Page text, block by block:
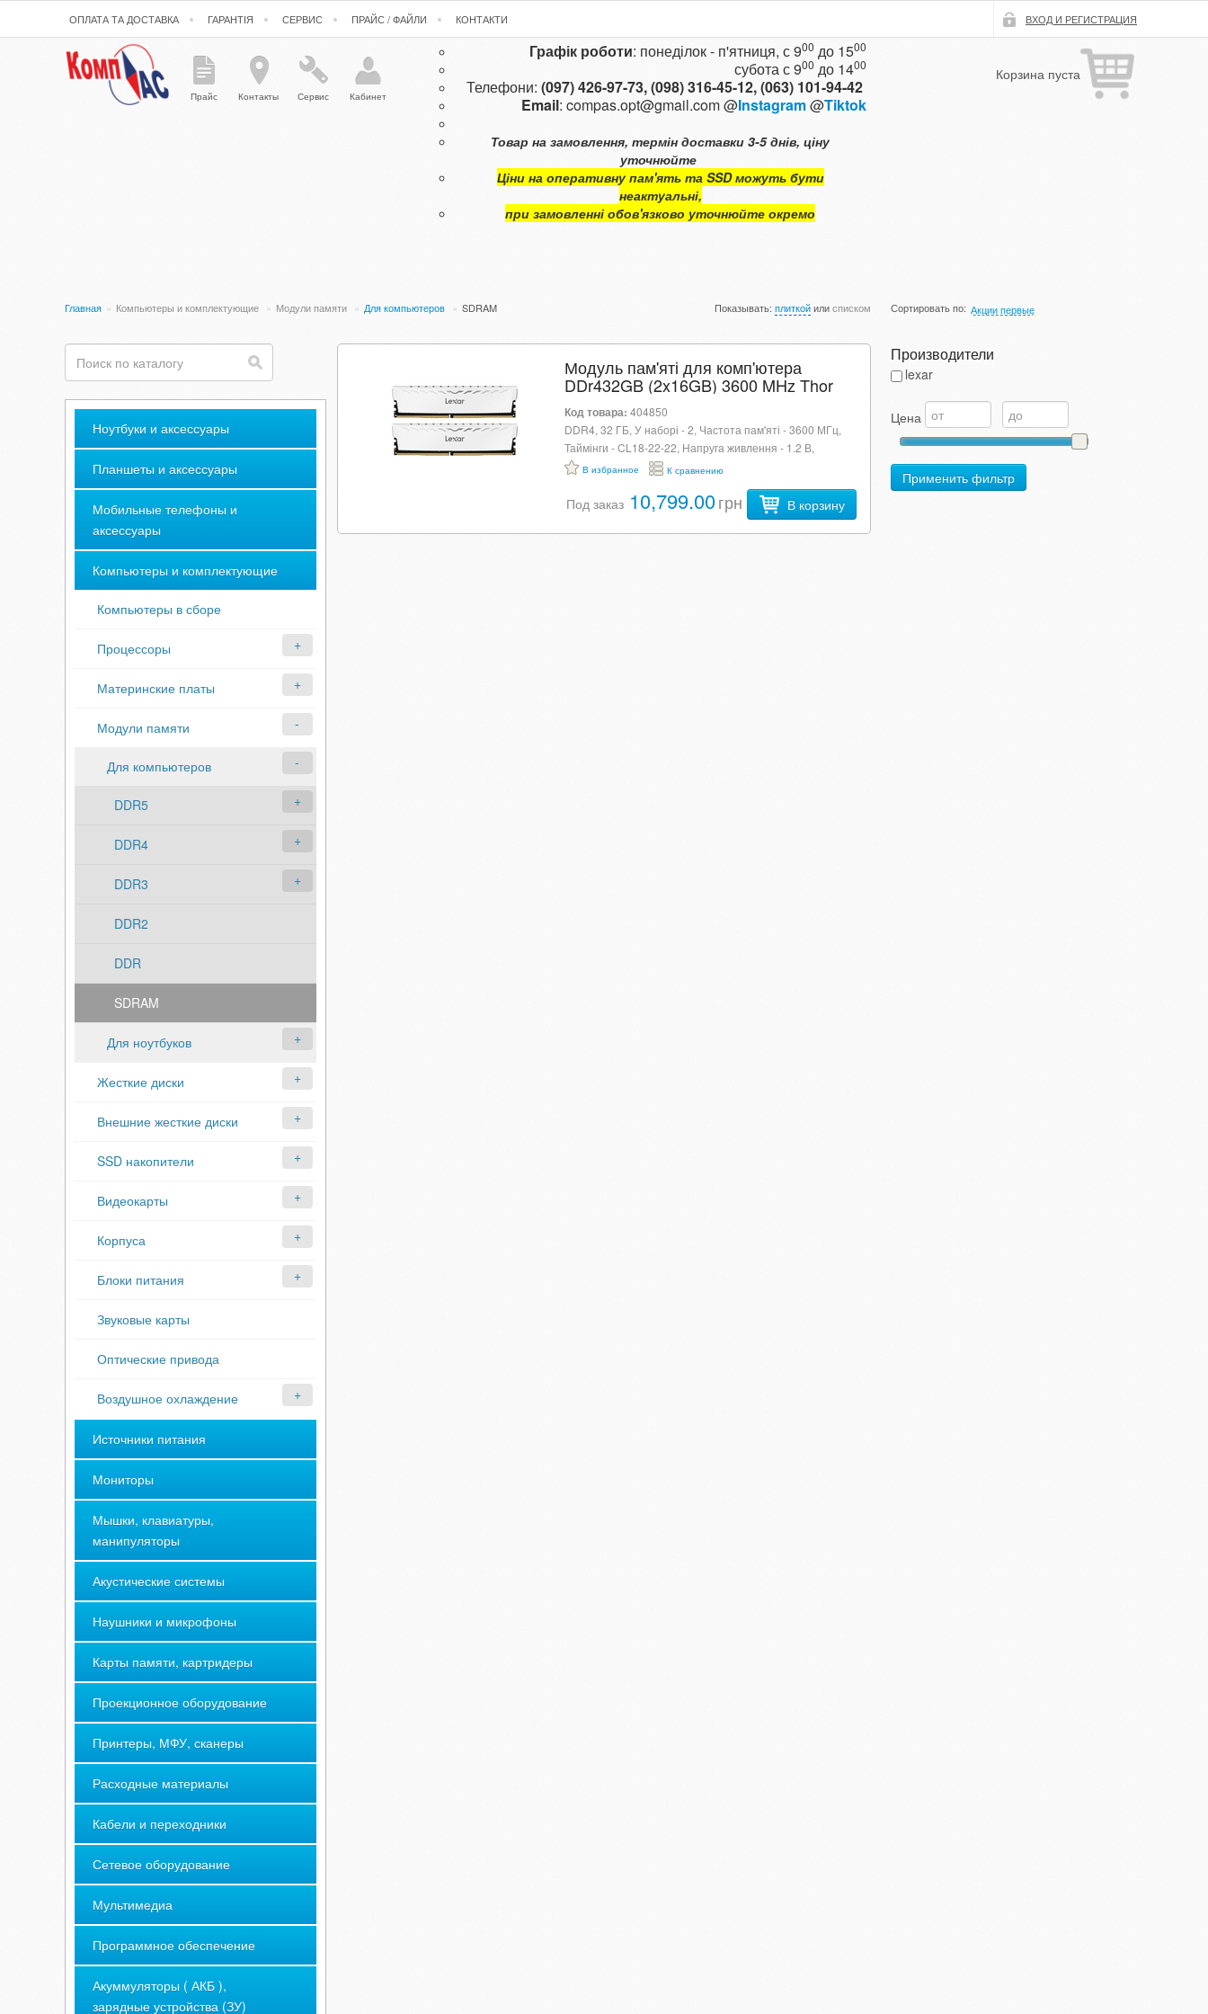
ОПЛАТА ТА ДОСТАВКА ГАРАНТІЯ СЕРВИС ПРАЙС / ФАЙЛИ КОНТАКТИ ВХОД И РЕГИСТРАЦИЯ
Прайс Контакты Сервис Кабинет
Графік роботи: понеділок - п'ятниця, с 900 до 1500
субота с900 до 1400
Телефони: (097) 426-97-73,(098) 316-45-12,(063) 101-94-42
Email: compas.opt@gmail.com@Instagram@Tiktok
Товар на замовлення, термін доставки 3-5 днів, ціну
уточнюйте
Ціни на оперативну пам'ять та SSD можуть бути
неактуальні,
при замовленні обов'язково уточнюйте окремо
Корзина пуста
Главная » Компьютеры и комплектующие » Модули памяти » Для компьютеров » SDRAM Показывать: плиткойилисписком Сортировать по: Акции первые
Ноутбуки и аксессуары
Планшеты и аксессуары
Мобильные телефоны и
аксессуары
Компьютеры и комплектующие
Компьютеры в сборе
Процессоры
Материнские платы
Модули памяти
Для компьютеров
DDR5
DDR4
DDR3
DDR2
DDR
SDRAM
Для ноутбуков
Жесткие диски
Внешние жесткие диски
SSD накопители
Видеокарты
Корпуса
Блоки питания
Звуковые карты
Оптические привода
Воздушное охлаждение
Источники питания
Мониторы
Мышки, клавиатуры,
манипуляторы
Акустические системы
Наушники и микрофоны
Карты памяти, картридеры
Проекционное оборудование
Принтеры, МФУ, сканеры
Расходные материалы
Кабели и переходники
Сетевое оборудование
Мультимедиа
Программное обеспечение
Акуммуляторы ( АКБ ),
зарядные устройства (ЗУ)
Модуль пам'яті для комп'ютера
DDr432GB (2x16GB) 3600 MHz Thor
White Lexar (LD4BU016G-
R3600GDWG) U0909448
Код товара: 404850
DDR4, 32 ГБ, У наборі - 2, Частота пам'яті - 3600 МГц,
Таймінги - CL18-22-22, Напруга живлення - 1.2 В,
Підсвічування - немає
В избранное К сравнению
Под заказ10,799.00грн В корзину
Производители
lexar
Цена
Применить фильтр